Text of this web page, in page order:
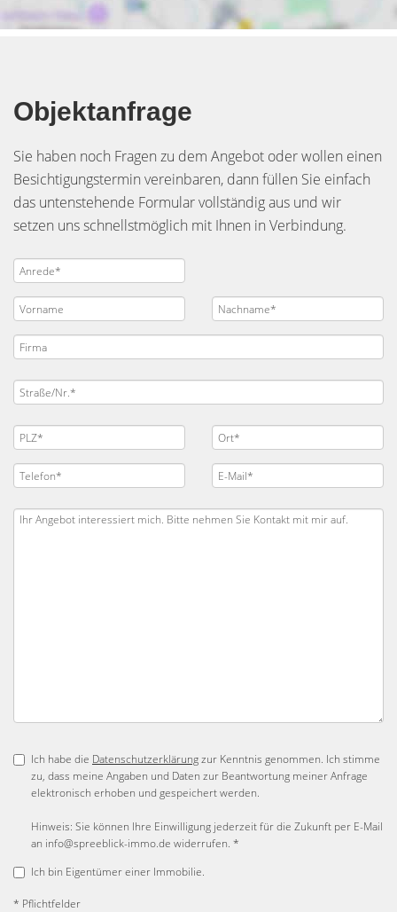
Objektanfrage
Sie haben noch Fragen zu dem Angebot oder wollen einen
Besichtigungstermin vereinbaren, dann füllen Sie einfach
das untenstehende Formular vollständig aus und wir
setzen uns schnellstmöglich mit Ihnen in Verbindung.
Ich habe die Datenschutzerklärungzur Kenntnis genommen. Ich stimme
zu, dass meine Angaben und Daten zur Beantwortung meiner Anfrage
elektronisch erhoben und gespeichert werden.
Hinweis: Sie können Ihre Einwilligung jederzeit für die Zukunft per E-Mail
an info@spreeblick-immo.de widerrufen. *
Ich bin Eigentümer einer Immobilie.
* Pflichtfelder